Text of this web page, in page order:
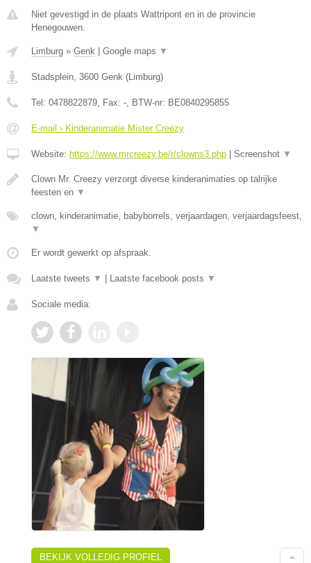
Niet gevestigd in de plaats Wattripont en in de provincie
Henegouwen.
Limburg » Genk Google maps ▼
Stadsplein, 3600 Genk (Limburg)
Tel: 0478822879, Fax: -, BTW-nr: BE0840295855
E-mail › Kinderanimatie Mister Creezy
Website: https://www.mrcreezy.be/r/clowns3.php Screenshot ▼
Clown Mr. Creezy verzorgt diverse kinderanimaties op talrijke
feesten en ▼
clown, kinderanimatie, babyborrels, verjaardagen, verjaardagsfeest,
▼
Er wordt gewerkt op afspraak.
Laatste tweets ▼ Laatste facebook posts ▼
Sociale media:
BEKIJK VOLLEDIG PROFIEL